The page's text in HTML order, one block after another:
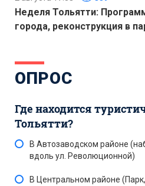
Неделя Тольятти:
города, реконструкция в
ОПРОС
Где находится
Тольятти?
В Автозаводском районе
вдоль ул. Революционной)
В Центральном районе